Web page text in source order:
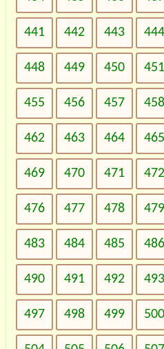
441 442 443 444
448 449 450 451
455 456 457 458
462 463 464 465
469 470 471 472
476 477 478 479
483 484 485 486
490 491 492 493
497 498 499 500